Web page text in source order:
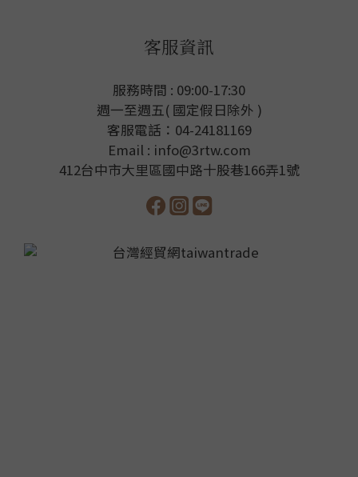
客服資訊
服務時間 : 09:00-17:30
週一至週五( 國定假日除外 )
客服電話：04-24181169
Email : info@3rtw.com
412台中市大里區國中路十股巷166弄1號